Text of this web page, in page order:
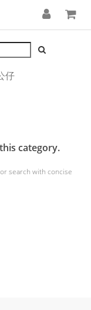
仔
category.
search with concise